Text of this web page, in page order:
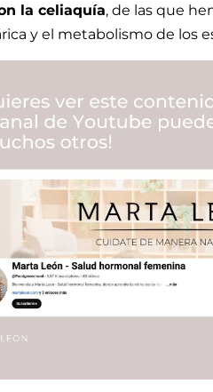
la celiaquía, de las que
y el metabolismo de los